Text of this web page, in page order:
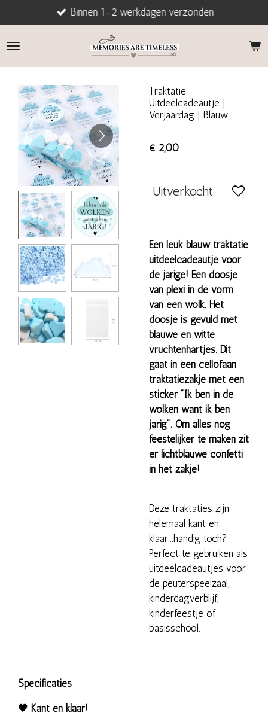
direct
naar
Binnen 1-2 werkdagen verzonden
Traktatie
Uitdeelcadeautje |
Verjaardag | Blauw
€ 2,00
Uitverkocht
Een leuk blauw traktatie
uitdeelcadeautje voor
de jarige! Een doosje
van plexi in de vorm
van een wolk. Het
doosje is gevuld met
blauwe en witte
vruchtenhartjes. Dit
gaat in een cellofaan
traktatiezakje met een
sticker "Ik ben in de
wolken want ik ben
jarig". Om alles nog
feestelijker te maken zit
er lichtblauwe confetti
in het zakje!
Deze traktaties zijn
helemaal kant en
klaar...handig toch?
Perfect te gebruiken als
uitdeelcadeautjes voor
de peuterspeelzaal,
kinderdagverblijf,
kinderfeestje of
basisschool.
Specificaties
🖤 Kant en klaar!